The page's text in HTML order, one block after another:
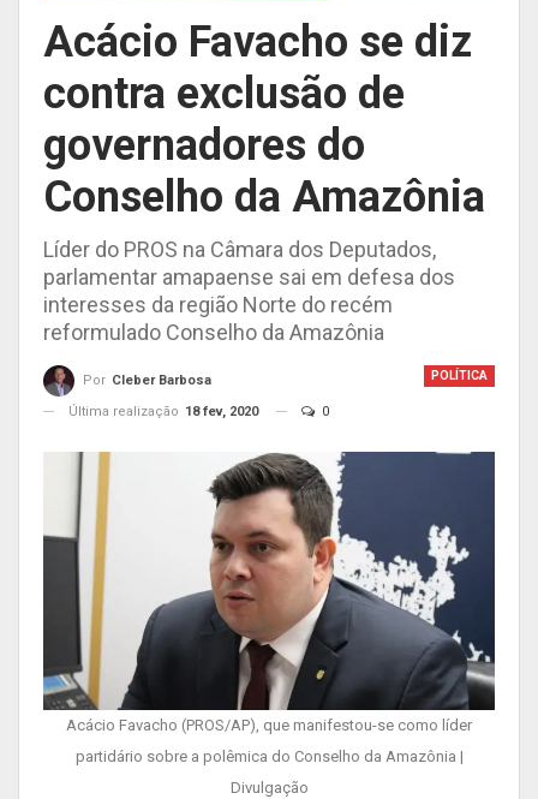
Acácio Favacho se diz
contra exclusão de
governadores do
Conselho da Amazônia
Líder do PROS na Câmara dos Deputados,
parlamentar amapaense sai em defesa dos
interesses da região Norte do recém
reformulado Conselho da Amazônia
POLÍTICA
Por Cleber Barbosa
Última realização 18 fev, 2020 0
Acácio Favacho (PROS/AP), que manifestou-se como líder
partidário sobre a polêmica do Conselho da Amazônia |
Divulgação